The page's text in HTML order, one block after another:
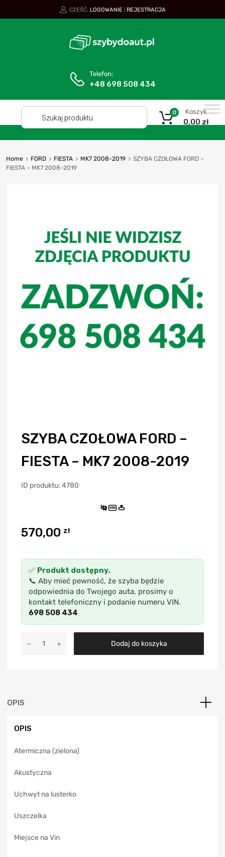
CZEŚĆ. LOGOWANIE REJESTRACJA
Telefon:
+48 698 508 434
Koszyk
0,00 zł
0
Home FORD FIESTA MK7 2008-2019
SZYBA CZOŁOWA FORD –
FIESTA – MK7 2008-2019
SZYBA CZOŁOWA FORD –
FIESTA – MK7 2008-2019
ID produktu: 4780
VIN
570,00 zł
✅ Produkt dostępny.
📞 Aby mieć pewność, że szyba będzie
odpowiednia do Twojego auta, prosimy o
kontakt telefoniczny i podanie numeru VIN.
698 508 434
Dodaj do koszyka
a
OPIS
OPIS
Atermiczna (zielona)
Akustyczna
Uchwyt na lusterko
Uszczelka
Miejsce na Vin